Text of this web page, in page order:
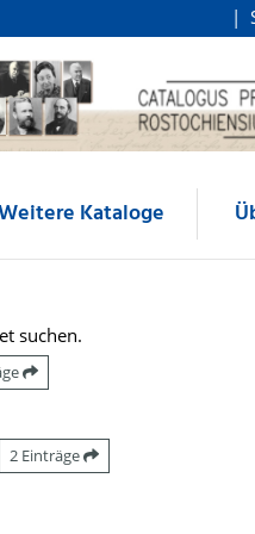
Kataloge
suchen.
2 Einträge